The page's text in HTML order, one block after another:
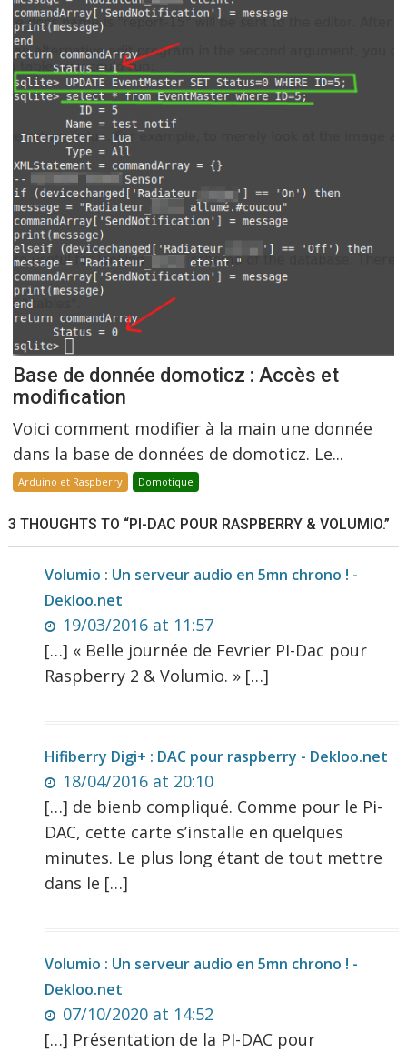
Base de donnée domoticz : Accès et
modification
Voici comment modifier à la main une donnée
dans la base de données de domoticz. Le...
Arduino et Raspberry Domotique
3 THOUGHTS TO “PI-DAC POUR RASPBERRY & VOLUMIO.”
Volumio : Un serveur audio en 5mn chrono ! -
Dekloo.net
19/03/2016 at 11:57
[…] « Belle journée de Fevrier PI-Dac pour
Raspberry 2 & Volumio. » […]
Hifiberry Digi+ : DAC pour raspberry - Dekloo.net
18/04/2016 at 20:10
[…] de bienb compliqué. Comme pour le Pi-
DAC, cette carte s’installe en quelques
minutes. Le plus long étant de tout mettre
dans le […]
Volumio : Un serveur audio en 5mn chrono ! -
Dekloo.net
07/10/2020 at 14:52
[…] Présentation de la PI-DAC pour